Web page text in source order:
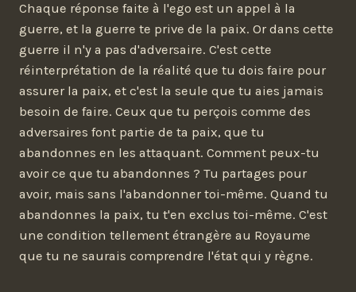
Chaque réponse faite à l'ego est un appel à la
guerre, et la guerre te prive de la paix. Or dans cette
guerre il n'y a pas d'adversaire. C'est cette
réinterprétation de la réalité que tu dois faire pour
assurer la paix, et c'est la seule que tu aies jamais
besoin de faire. Ceux que tu perçois comme des
adversaires font partie de ta paix, que tu
abandonnes en les attaquant. Comment peux-tu
avoir ce que tu abandonnes ? Tu partages pour
avoir, mais sans l'abandonner toi-même. Quand tu
abandonnes la paix, tu t'en exclus toi-même. C'est
une condition tellement étrangère au Royaume
que tu ne saurais comprendre l'état qui y règne.